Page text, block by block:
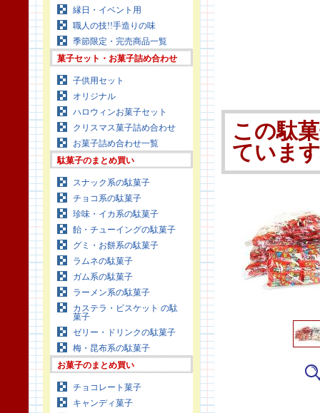
縁日・イベント用
職人の技!!手造りの味
季節限定・完売商品一覧
菓子セット・お菓子詰め合わせ
子供用セット
オリジナル
ハロウィンお菓子セット
クリスマス菓子詰め合わせ
お菓子詰め合わせ一覧
駄菓子のまとめ買い
スナック系の駄菓子
チョコ系の駄菓子
珍味・イカ系の駄菓子
飴・チューイングの駄菓子
グミ・お餅系の駄菓子
ラムネの駄菓子
ガム系の駄菓子
ラーメン系の駄菓子
カステラ・ビスケット の駄
菓子
ゼリー・ドリンクの駄菓子
梅・昆布系の駄菓子
お菓子のまとめ買い
チョコレート菓子
キャンディ菓子
この駄
ていま